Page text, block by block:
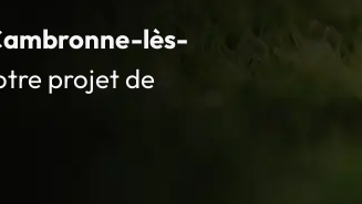
lès-
projet de